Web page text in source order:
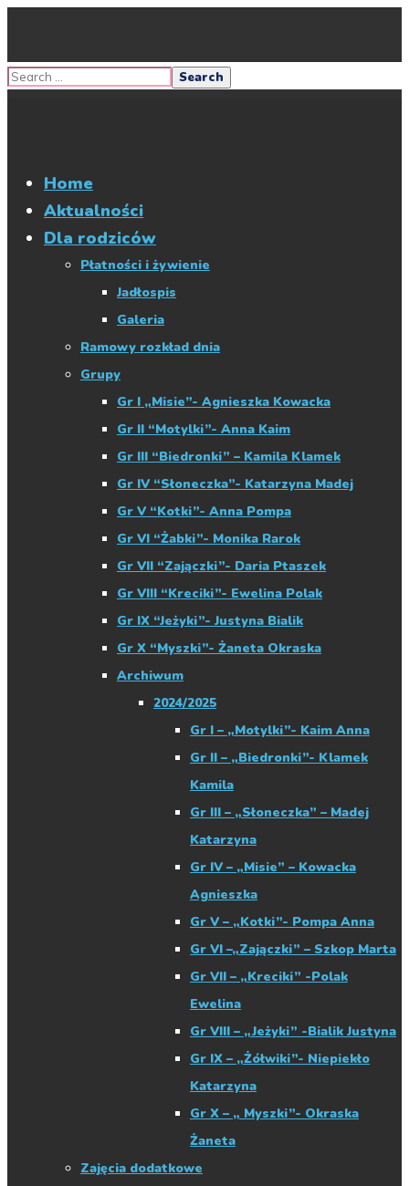
Home
Aktualności
Dla rodziców
Płatności i żywienie
Jadłospis
Galeria
Ramowy rozkład dnia
Grupy
Gr I „Misie”- Agnieszka Kowacka
Gr II “Motylki”- Anna Kaim
Gr III “Biedronki” – Kamila Klamek
Gr IV “Słoneczka”- Katarzyna Madej
Gr V “Kotki”- Anna Pompa
Gr VI “Żabki”- Monika Rarok
Gr VII “Zajączki”- Daria Ptaszek
Gr VIII “Kreciki”- Ewelina Polak
Gr IX “Jeżyki”- Justyna Bialik
Gr X “Myszki”- Żaneta Okraska
Archiwum
2024/2025
Gr I – „Motylki”- Kaim Anna
Gr II – „Biedronki”- Klamek
Kamila
Gr III – „Słoneczka” – Madej
Katarzyna
Gr IV – „Misie” – Kowacka
Agnieszka
Gr V – „Kotki”- Pompa Anna
Gr VI –„Zajączki” – Szkop Marta
Gr VII – „Kreciki” -Polak
Ewelina
Gr VIII – „Jeżyki” -Bialik Justyna
Gr IX – „Żółwiki”- Niepiekło
Katarzyna
Gr X – „ Myszki”- Okraska
Żaneta
Zajęcia dodatkowe